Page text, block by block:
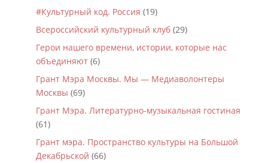
#Культурный код. Россия (19)
Всероссийский культурный клуб(29)
Герои нашего времени, истории, которые нас
объединяют(6)
Грант Мэра Москвы. Мы — Медиаволонтеры
Москвы (69)
Грант Мэра. Литературно-музыкальная гостиная
(61)
Грант мэра. Пространство культуры на Большой
Декабрьской (66)